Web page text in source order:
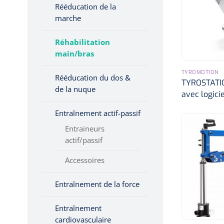
Hygiène & Désinfection
Matériel d'injection
Infrastructure
Instruments
Monitoring
Soins des plaies
Rééducation de la
marche
Réhabilitation
main/bras
Rééducation du dos &
de la nuque
Entraînement actif-passif
Entraineurs
actif/passif
Accessoires
Entraînement de la force
Entraînement
cardiovasculaire
TYROMOTION
avec